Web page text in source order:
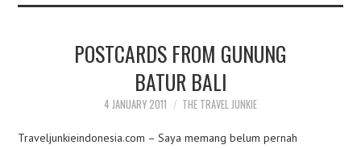
POSTCARDS FROM GUNUNG
BATUR BALI
4 JANUARY 2011 THE TRAVEL JUNKIE
Traveljunkieindonesia.com – Saya memang belum pernah